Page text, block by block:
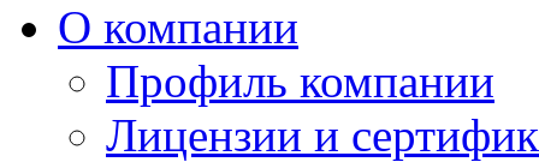
О компании
Профиль компании
Лицензии и